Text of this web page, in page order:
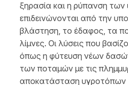
ξηρασία και η ρύπανση
επιδεινώνονται από την
βλάστηση, το έδαφος, τα
λίμνες. Οι λύσεις που
όπως η φύτευση νέων
των ποταμών με τις
αποκατάσταση υγροτόπων